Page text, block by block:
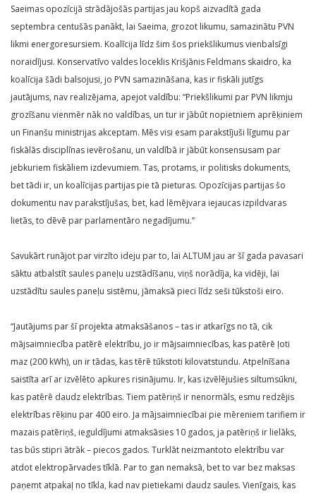
Saeimas opozīcijā strādājošās partijas jau kopš aizvadītā gada
septembra centušās panākt, lai Saeima, grozot likumu, samazinātu PVN
likmi energoresursiem. Koalīcija līdz šim šos priekšlikumus vienbalsīgi
noraidījusi. Konservatīvo valdes loceklis Krišjānis Feldmans skaidro, ka
koalīcija šādi balsojusi, jo PVN samazināšana, kas ir fiskāli jutīgs
jautājums, nav realizējama, apejot valdību: “Priekšlikumi par PVN likmju
grozīšanu vienmēr nāk no valdības, un tur ir jābūt nopietniem aprēķiniem
un Finanšu ministrijas akceptam. Mēs visi esam parakstījuši līgumu par
fiskālās disciplīnas ievērošanu, un valdībā ir jābūt konsensusam par
jebkuriem fiskāliem izdevumiem. Tas, protams, ir politisks dokuments,
bet tādi ir, un koalīcijas partijas pie tā pieturas. Opozīcijas partijas šo
dokumentu nav parakstījušas, bet, kad lēmējvara iejaucas izpildvaras
lietās, to dēvē par parlamentāro negadījumu.”
Savukārt runājot par virzīto ideju par to, lai ALTUM jau ar šī gada pavasari
sāktu atbalstīt saules paneļu uzstādīšanu, viņš norādīja, ka vidēji, lai
uzstādītu saules paneļu sistēmu, jāmaksā pieci līdz seši tūkstoši eiro.
“Jautājums par šī projekta atmaksāšanos – tas ir atkarīgs no tā, cik
mājsaimniecība patērē elektrību, jo ir mājsaimniecības, kas patērē ļoti
maz (200 kWh), un ir tādas, kas tērē tūkstoti kilovatstundu. Atpelnīšana
saistīta arī ar izvēlēto apkures risinājumu. Ir, kas izvēlējušies siltumsūkni,
kas patērē daudz elektrības. Tiem patēriņš ir nenormāls, esmu redzējis
elektrības rēķinu par 400 eiro. Ja mājsaimniecībai pie mēreniem tarifiem ir
mazais patēriņš, ieguldījumi atmaksāsies 10 gados, ja patēriņš ir lielāks,
tas būs stipri ātrāk – piecos gados. Turklāt neizmantoto elektrību var
atdot elektropārvades tīklā. Par to gan nemaksā, bet to var bez maksas
paņemt atpakaļ no tīkla, kad nav pietiekami daudz saules. Vienīgais, kas